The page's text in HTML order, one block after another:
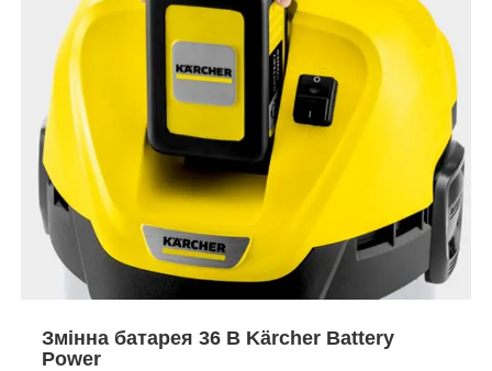
Змінна батарея 36 В Kärcher Battery
Power